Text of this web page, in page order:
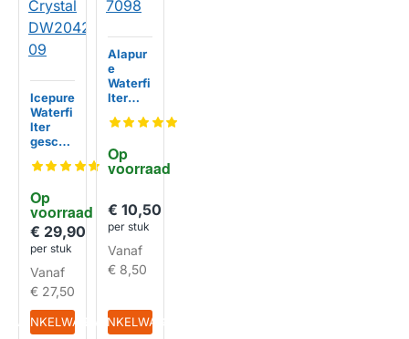
HUISMERK
Op
voorraad
Icepure
Waterfi
lter
geschi
Daewo
Crystal
DW204
2FR-09
€ 29,90
per stuk
Vanaf
€ 27,50
IN WINKELWAGEN
Op
voorraad
Alapur
e
Waterfi
lter
kt voor
o DD-
7098
€ 10,50
per stuk
Vanaf
€ 8,50
IN WINKELWAGEN